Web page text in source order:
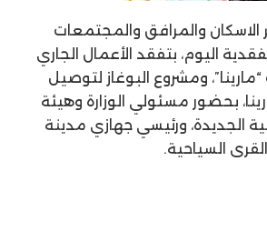
الاسكان والمرافق والمجتمعات
اليوم، بتفقد الأعمال الجاري
ومشروع البوغاز لتوصيل
بحضور مسئولي الوزارة وهيئة
الجديدة، ورئيسي جهازي مدينة
السياحية.